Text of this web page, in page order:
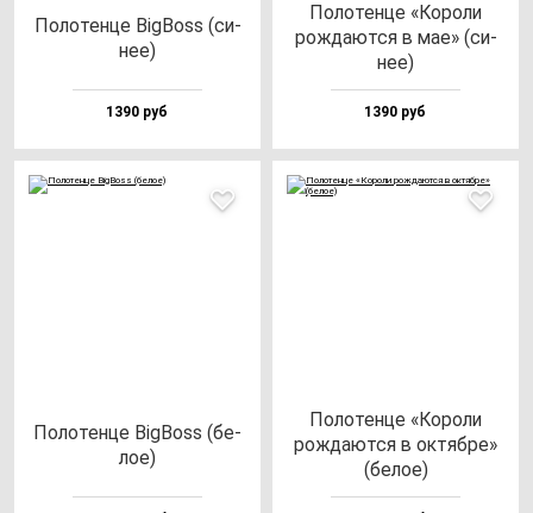
Поло­тен­це BigBoss (си­
нее)
1390 руб
Поло­тен­це «Коро­ли
рож­да­ют­ся в мае» (си­
нее)
1390 руб
Поло­тен­це BigBoss (бе­
лое)
Поло­тен­це «Коро­ли
рож­да­ют­ся в ок­тяб­ре»
(бе­лое)